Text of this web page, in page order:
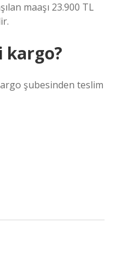
maaşı 23.900 TL
kargo?
şubesinden teslim